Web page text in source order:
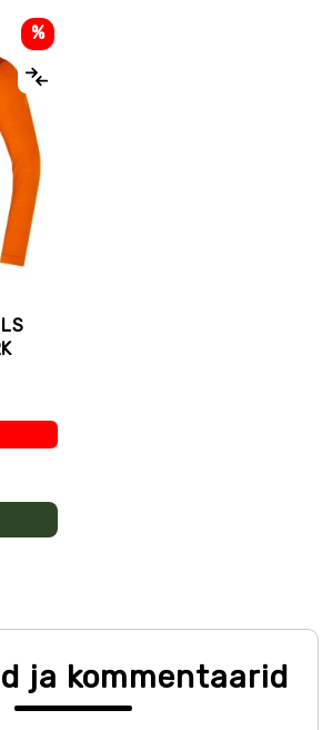
%
ja kommentaarid